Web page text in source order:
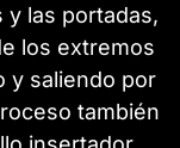
y las portadas,
los extremos
y saliendo por
también